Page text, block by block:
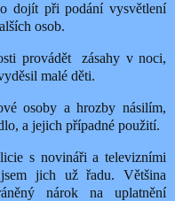
dojít při podání vysvětlení
osob.
provádět
zásahy v noci,
malé děti.
osoby a hrozby násilím,
a jejich případné použití.
s novináři a televizními
jich už řadu.Většina
nárok na uplatnění